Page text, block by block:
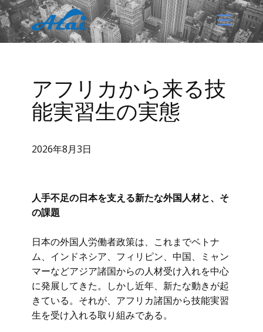
アフリカから来る技
能実習生の実態
2026年8月3日
人手不足の日本を支える新たな外国人材と、そ
の課題
日本の外国人労働者政策は、これまでベトナ
ム、インドネシア、フィリピン、中国、ミャン
マーなどアジア諸国からの人材受け入れを中心
に発展してきた。しかし近年、新たな動きが起
きている。それが、アフリカ諸国から技能実習
生を受け入れる取り組みである。